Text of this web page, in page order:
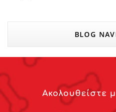
BLOG
Ακολουθείστε